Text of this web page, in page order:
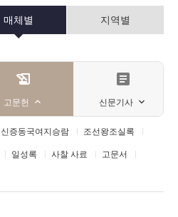
매체별 지역별
history_edu
고문헌
article
신문기사
신증동국여지승람 조선왕조실록
일성록 사찰 사료 고문서